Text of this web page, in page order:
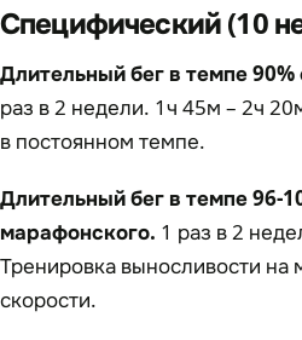
Специфический (10
Длительный бег в темпе
раз в 2 недели. 1ч 45м – 2ч
в постоянном темпе.
Длительный бег в темпе 96-
марафонского. 1 раз в 2
Тренировка выносливости на
скорости.